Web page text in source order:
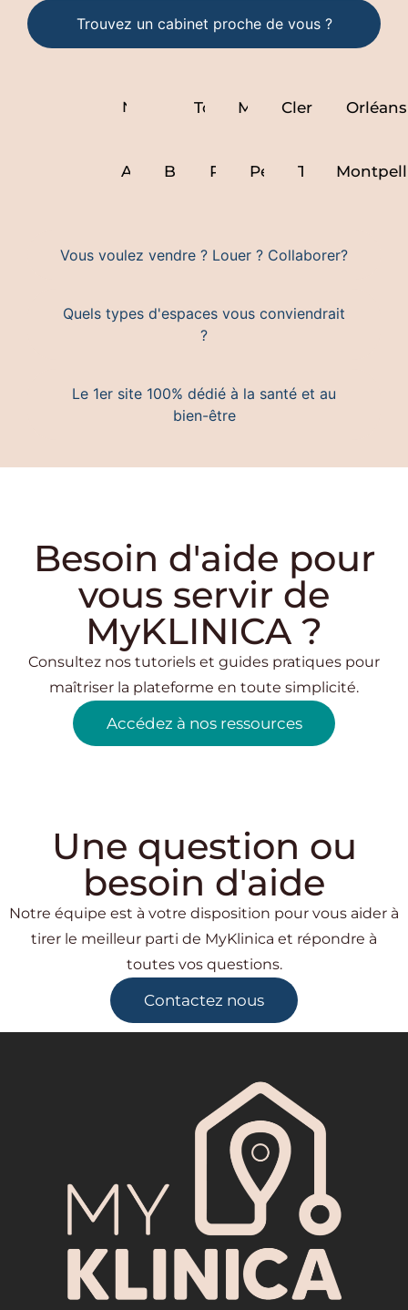
Trouvez un cabinet proche de vous ?
Vous voulez vendre ? Louer ? Collaborer?
Quels types d'espaces vous conviendrait
?
Le 1er site 100% dédié à la santé et au
bien-être
ParisNantesLyonToulouseMarseilleClermontOrléans
NiceAvignonBordeauxRennesPerpignanToulon
Besoin d'aide pour
vous servir de
MyKLINICA ?
Consultez nos tutoriels et guides pratiques pour
maîtriser la plateforme en toute simplicité.
Accédez à nos ressources
Une question ou
besoin d'aide
Notre équipe est à votre disposition pour vous aider à
tirer le meilleur parti de MyKlinica et répondre à
toutes vos questions.
Contactez nous